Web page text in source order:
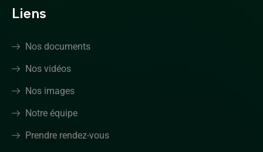
Liens
Nos documents
Nos vidéos
Nos images
Notre équipe
Prendre rendez-vous